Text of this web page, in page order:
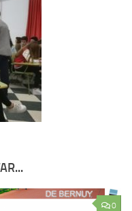
0